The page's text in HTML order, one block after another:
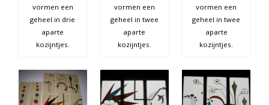
vormen een
geheel in drie
aparte
kozijntjes.
vormen een
geheel in twee
aparte
kozijntjes.
vormen een
geheel in twee
aparte
kozijntjes.